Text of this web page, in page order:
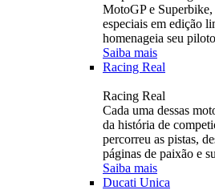
MotoGP e
especiais em edição
homenageia seu
Saiba mais
Racing Real
Racing Real
Cada uma dessas
da história de
percorreu as pistas,
páginas de paixão e
Saiba mais
Ducati Unica